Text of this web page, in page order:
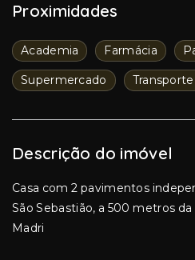
Proximidades
Academia Farmácia
Supermercado
Descrição do imóvel
Casa com 2 pavimentos
São Sebastião, a 500 metros
Madri